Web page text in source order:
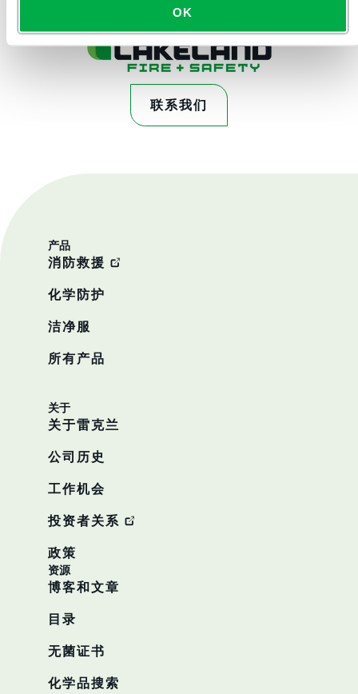
OK
联系我们
产品
消防救援
化学防护
洁净服
所有产品
关于
关于雷克兰
公司历史
工作机会
投资者关系
政策
资源
博客和文章
目录
无菌证书
化学品搜索